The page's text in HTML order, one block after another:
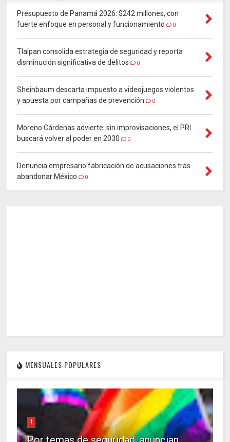
Presupuesto de Panamá 2026: $242 millones, con
fuerte enfoque en personal y funcionamiento
0
Tlalpan consolida estrategia de seguridad y reporta
disminución significativa de delitos
0
Sheinbaum descarta impuesto a videojuegos violentos
y apuesta por campañas de prevención
0
Moreno Cárdenas advierte: sin improvisaciones, el PRI
buscará volver al poder en 2030
0
Denuncia empresario fabricación de acusaciones tras
abandonar México
0
MENSUALES POPULARES
1